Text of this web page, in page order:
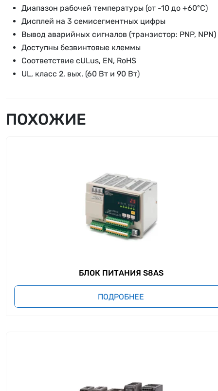
Диапазон рабочей температуры (от -10 до +60ºC)
Дисплей на 3 семисегментных цифры
Вывод аварийных сигналов (транзистор: PNP, NPN)
Доступны безвинтовые клеммы
Соответствие cULus, EN, RoHS
UL, класс 2, вых. (60 Вт и 90 Вт)
ПОХОЖИЕ
БЛОК ПИТАНИЯ S8AS
ПОДРОБНЕЕ